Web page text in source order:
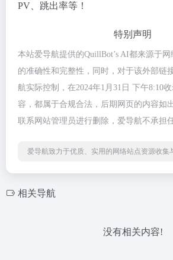
PV、跳出率等！
特别声明
本站爱导航提供的QuillBot’s AI都来源于
的准确性和完整性，同时，对于该外部链
航实际控制，在2024年1月31日 下午8:10
容，都属于合规合法，后期网页的内容如
联系网站管理员进行删除，爱导航不承担
爱导航致力于优质、实用的网络站点资源收集
相关导航
没有相关内容!